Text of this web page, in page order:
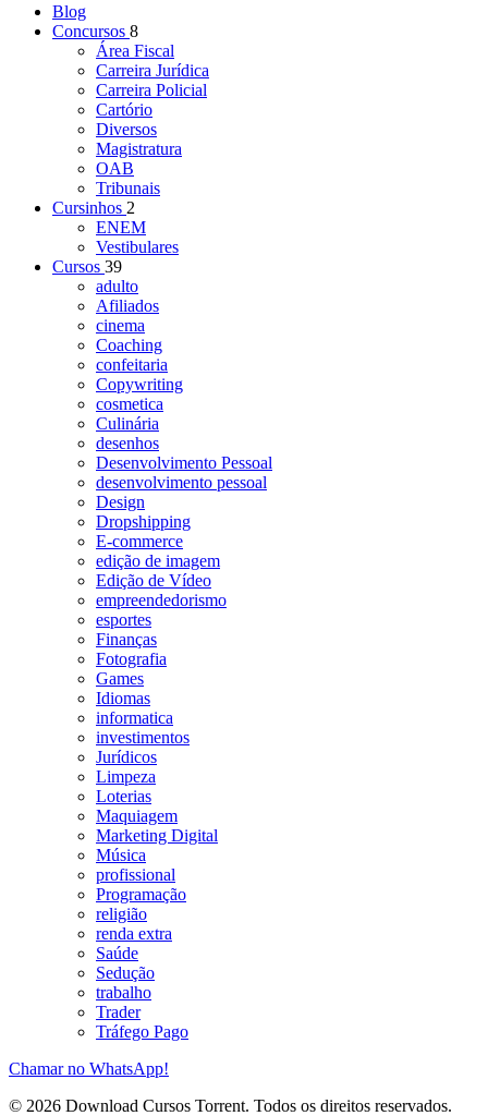
Blog
Concursos 8
Área Fiscal
Carreira Jurídica
Carreira Policial
Cartório
Diversos
Magistratura
OAB
Tribunais
Cursinhos 2
ENEM
Vestibulares
Cursos 39
adulto
Afiliados
cinema
Coaching
confeitaria
Copywriting
cosmetica
Culinária
desenhos
Desenvolvimento Pessoal
desenvolvimento pessoal
Design
Dropshipping
E-commerce
edição de imagem
Edição de Vídeo
empreendedorismo
esportes
Finanças
Fotografia
Games
Idiomas
informatica
investimentos
Jurídicos
Limpeza
Loterias
Maquiagem
Marketing Digital
Música
profissional
Programação
religião
renda extra
Saúde
Sedução
trabalho
Trader
Tráfego Pago
Chamar no WhatsApp!
© 2026 Download Cursos Torrent. Todos os direitos reservados.